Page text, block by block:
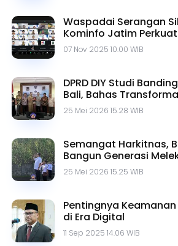
Waspadai Serangan
Kominfo Jatim
go.id
07 Nov 2025 10.00 WIB
DPRD DIY Studi
Bali, Bahas
25 Mei 2026 15.28 WIB
Semangat Harkitnas,
Bangun Generasi
25 Mei 2026 15.25 WIB
Pentingnya
di Era Digital
11 Sep 2025 14.06 WIB